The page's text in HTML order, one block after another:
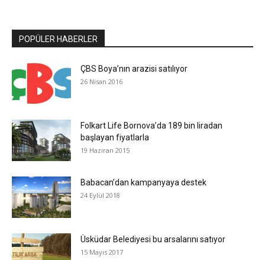
POPÜLER HABERLER
ÇBS Boya’nın arazisi satılıyor
26 Nisan 2016
Folkart Life Bornova’da 189 bin liradan
başlayan fiyatlarla
19 Haziran 2015
Babacan’dan kampanyaya destek
24 Eylül 2018
Üsküdar Belediyesi bu arsalarını satıyor
15 Mayıs 2017